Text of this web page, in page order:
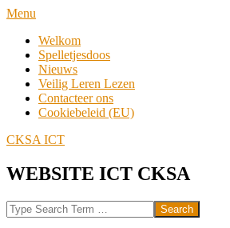
Skip
content
Navigation
Menu
Welkom
Spelletjesdoos
Nieuws
Veilig Leren Lezen
Contacteer ons
Cookiebeleid (EU)
CKSA ICT
WEBSITE ICT CKSA
Search